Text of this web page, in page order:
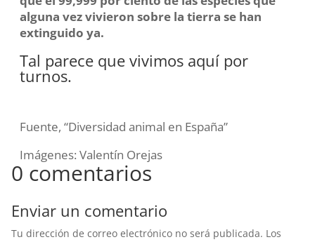
alguna vez vivieron sobre la tierra se han
extinguido ya.
Tal parece que vivimos aquí por
turnos.
Fuente, “Diversidad animal en España”
Imágenes: Valentín Orejas
0 comentarios
Enviar un comentario
Tu dirección de correo electrónico no será publicada. Los